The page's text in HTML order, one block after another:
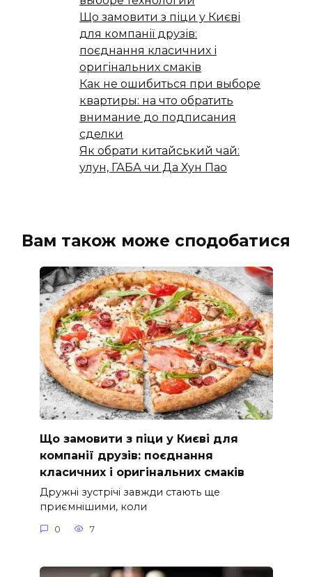
Що замовити з піци у Києві
для компанії друзів:
поєднання класичних і
оригінальних смаків
Как не ошибиться при выборе
квартиры: на что обратить
внимание до подписания
сделки
Як обрати китайський чай:
улун, ГАБА чи Да Хун Пао
Вам також може сподобатися
Що замовити з піци у Києві для
компанії друзів: поєднання
класичних і оригінальних смаків
Дружні зустрічі завжди стають ще
приємнішими, коли
0 7